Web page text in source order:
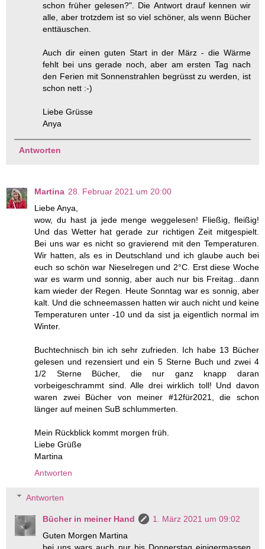
schon früher gelesen?". Die Antwort drauf kennen wir
alle, aber trotzdem ist so viel schöner, als wenn Bücher
enttäuschen.
Auch dir einen guten Start in der März - die Wärme
fehlt bei uns gerade noch, aber am ersten Tag nach
den Ferien mit Sonnenstrahlen begrüsst zu werden, ist
schon nett :-)
Liebe Grüsse
Anya
Antworten
Martina 28. Februar 2021 um 20:00
Liebe Anya,
wow, du hast ja jede menge weggelesen! Fließig, fleißig!
Und das Wetter hat gerade zur richtigen Zeit mitgespielt.
Bei uns war es nicht so gravierend mit den Temperaturen.
Wir hatten, als es in Deutschland und ich glaube auch bei
euch so schön war Nieselregen und 2°C. Erst diese Woche
war es warm und sonnig, aber auch nur bis Freitag...dann
kam wieder der Regen. Heute Sonntag war es sonnig, aber
kalt. Und die schneemassen hatten wir auch nicht und keine
Temperaturen unter -10 und da sist ja eigentlich normal im
Winter.
Buchtechnisch bin ich sehr zufrieden. Ich habe 13 Bücher
gelesen und rezensiert und ein 5 Sterne Buch und zwei 4
1/2 Sterne Bücher, die nur ganz knapp daran
vorbeigeschrammt sind. Alle drei wirklich toll! Und davon
waren zwei Bücher von meiner #12für2021, die schon
länger auf meinen SuB schlummerten.
Mein Rückblick kommt morgen früh.
Liebe Grüße
Martina
Antworten
Antworten
Bücher in meiner Hand
1. März 2021 um 09:02
Guten Morgen Martina
bei uns wars auch nur bis Donnerstag einigermassen